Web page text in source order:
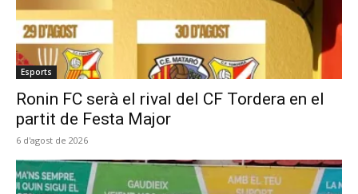
Esports
Ronin FC serà el rival del CF Tordera en el
partit de Festa Major
6 d'agost de 2026